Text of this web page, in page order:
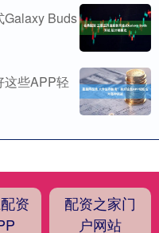
Galaxy Buds
这些APP轻
资
配资之家门
户网站